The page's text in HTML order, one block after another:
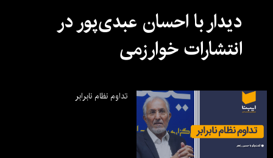
دیدار با احسان عبدی‌پور در
انتشارات خوارزمی
تداوم نظام نابرابر